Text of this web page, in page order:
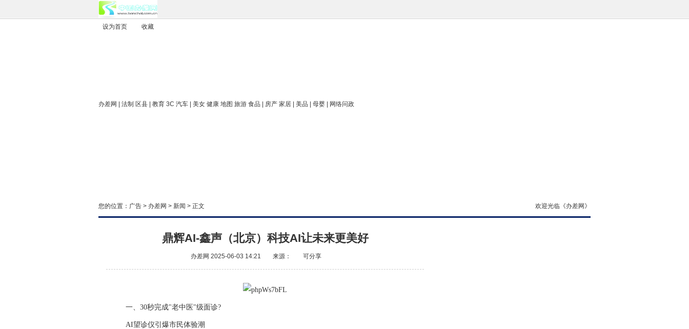
设为首页 收藏
办差网 | 法制 区县 | 教育 3C 汽车 | 美女 健康 地图 旅游 食品 | 房产 家居 | 美品 | 母婴 | 网络问政
您的位置： 广告 > 办差网 > 新闻 > 正文 欢迎光临《办差网》
鼎辉AI-鑫声（北京）科技AI让未来更美好
办差网 2025-06-03 14:21 来源： 可分享
一、30秒完成"老中医"级面诊?
AI望诊仪引爆市民体验潮